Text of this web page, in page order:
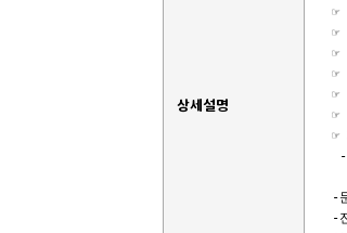
상세설명
☞
☞
☞
☞
☞
☞
☞
-
-